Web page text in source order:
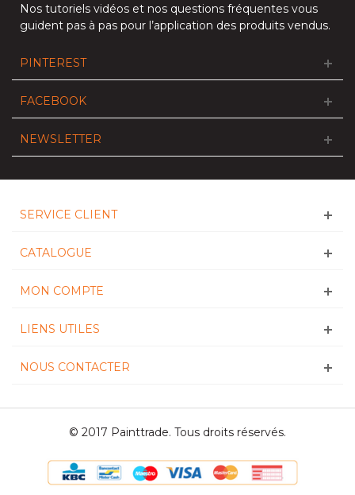
Nos tutoriels vidéos et nos questions fréquentes vous
guident pas à pas pour l’application des produits vendus.
PINTEREST
FACEBOOK
NEWSLETTER
SERVICE CLIENT
CATALOGUE
MON COMPTE
LIENS UTILES
NOUS CONTACTER
© 2017 Painttrade. Tous droits réservés.